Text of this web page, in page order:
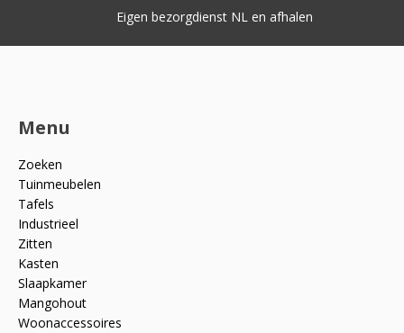
Eigen bezorgdienst NL en afhalen
Menu
Zoeken
Tuinmeubelen
Tafels
Industrieel
Zitten
Kasten
Slaapkamer
Mangohout
Woonaccessoires